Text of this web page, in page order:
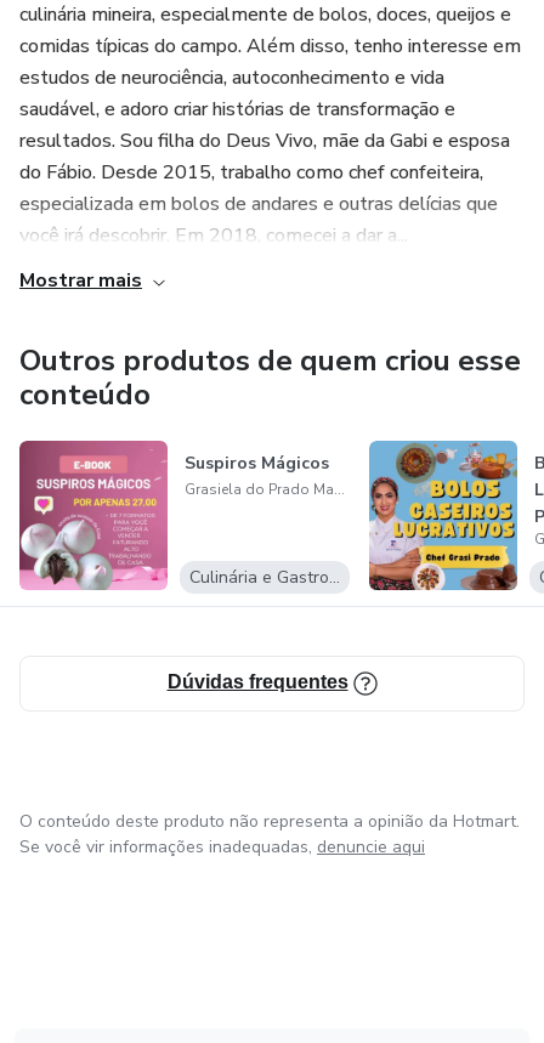
culinária mineira, especialmente de bolos, doces, queijos e
comidas típicas do campo. Além disso, tenho interesse em
estudos de neurociência, autoconhecimento e vida
saudável, e adoro criar histórias de transformação e
resultados. Sou filha do Deus Vivo, mãe da Gabi e esposa
do Fábio. Desde 2015, trabalho como chef confeiteira,
especializada em bolos de andares e outras delícias que
você irá descobrir. Em 2018, comecei a dar a...
Mostrar mais
Outros produtos de quem criou esse
conteúdo
Suspiros Mágicos
Grasiela do Prado Manço
Culinária e Gastronomia
Dúvidas frequentes
O conteúdo deste produto não representa a opinião da Hotmart.
Se você vir informações inadequadas, denuncie aqui